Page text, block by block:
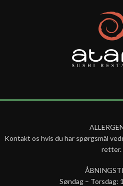
Kontakt os hvis du har spørgsmål
retter.
Søndag – Torsdag: